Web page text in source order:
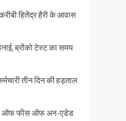
हितेंद्र हैरी के आवास
ब्रोंको टेस्ट का समय
तीन दिन की हड़ताल
ऑफ फीस ऑफ अन-एडेड